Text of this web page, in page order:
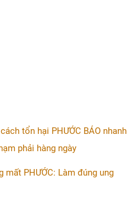
tổn hại PHƯỚC BÁO nhanh
phải hàng ngày
mất PHƯỚC: Làm đúng ung